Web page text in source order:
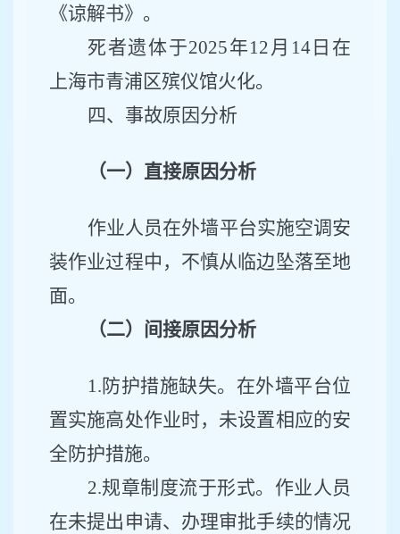
《谅解书》。
死者遗体于2025年12月14日在
上海市青浦区殡仪馆火化。
四、事故原因分析
（一）直接原因分析
作业人员在外墙平台实施空调安
装作业过程中，不慎从临边坠落至地
面。
（二）间接原因分析
1.防护措施缺失。在外墙平台位
置实施高处作业时，未设置相应的安
全防护措施。
2.规章制度流于形式。作业人员
在未提出申请、办理审批手续的情况